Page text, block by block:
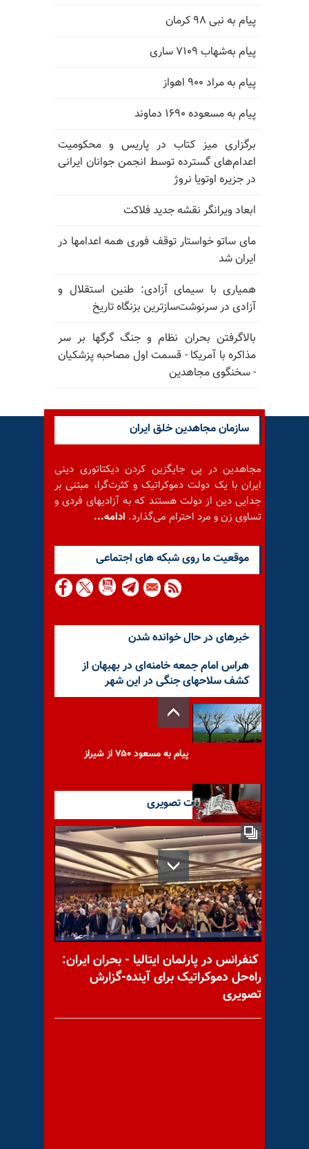
پیام به نبی ۹۸ کرمان
پیام به‌شهاب ۷۱۰۹ ساری
پیام به مراد ۹۰۰ اهواز
پیام به مسعوده ۱۶۹۰ دماوند
برگزاری میز کتاب در پاریس و محکومیت
اعدام‌های گسترده توسط انجمن جوانان ایرانی
در جزیره اوتویا نروژ
ابعاد ویرانگر نقشه جدید فلاکت
مای ساتو خواستار توقف فوری همه اعدامها در
ایران شد
همیاری با سیمای آزادی: طنین استقلال و
آزادی در سرنوشت‌سازترین بزنگاه تاریخ
بالا‌گرفتن بحران نظام و جنگ گرگها بر سر
مذاکره با آمریکا - قسمت اول مصاحبه پزشکیان
- سخنگوی مجاهدین
سازمان مجاهدین خلق ایران
مجاهدین در پی جایگزین کردن دیکتاتوری دینی
ایران با یک دولت دموکراتیک و کثرت‌گرا، مبتنی بر
جدایی دین از دولت هستند که به آزادیهای فردی و
تساوی زن و مرد احترام می‌گذارد. ادامه...
موقعيت ما روى شبكه هاى اجتماعى
خبرهای در حال خوانده شدن
هراس امام جمعه خامنه‌ای در بهبهان از
کشف سلاحهای جنگی در این شهر
پیام به مسعود ۷۵۰ از شیراز
یک روز عاقبت خون برادران
شهیدم خورشید می‌شود
پیام به دوست عزیز آزاد ۵۶
آخرین گزارشات تصویری
کنفرانس در پارلمان ایتالیا - بحران ایران:
راه‌حل دموکراتیک برای آینده-گزارش
تصویری